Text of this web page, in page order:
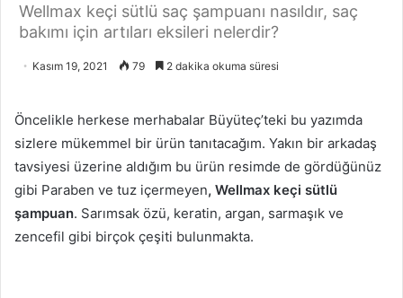
Wellmax keçi sütlü saç şampuanı nasıldır, saç
bakımı için artıları eksileri nelerdir?
Kasım 19, 2021 79 2 dakika okuma süresi
Öncelikle herkese merhabalar Büyüteç’teki bu yazımda
sizlere mükemmel bir ürün tanıtacağım. Yakın bir arkadaş
tavsiyesi üzerine aldığım bu ürün resimde de gördüğünüz
gibi Paraben ve tuz içermeyen, Wellmax keçi sütlü
şampuan. Sarımsak özü, keratin, argan, sarmaşık ve
zencefil gibi birçok çeşiti bulunmakta.